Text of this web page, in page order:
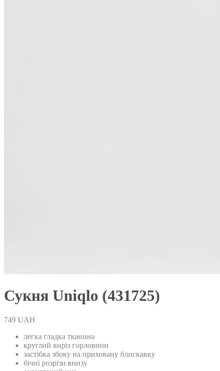
Сукня Uniqlo (431725)
749 UAH
легка гладка тканина
круглий виріз горловини
застібка збоку на приховану блискавку
бічні розрізи внизу